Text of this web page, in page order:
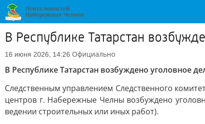
В Республике Татарстан
16 июня 2026, 14:26 Официально
В Республике Татарстан возбуждено уголовное
Следственным управлением Следственного
центров г. Набережные Челны возбуждено
ведении строительных или иных работ).